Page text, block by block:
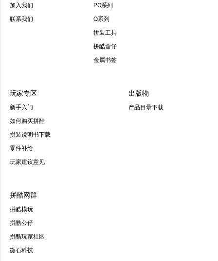
加入我们
联系我们
PC系列
Q系列
拼装工具
拼酷盒仔
金属书签
玩家专区
新手入门
如何购买拼酷
拼装说明书下载
零件补给
玩家建议意见
出版物
产品目录下载
拼酷网群
拼酷模玩
拼酷公仔
拼酷玩家社区
微石科技